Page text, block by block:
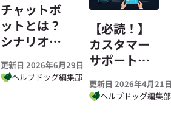
チャットボ
ットとは？
シナリオ型
とAI型の違
い、メリッ
更新日 2026年6月29日
ヘルプドッグ編集部
【必読！】
カスタマー
サポート担
当者に必要
なスキルと
更新日 2026年4月21
ヘルプドッグ編集部